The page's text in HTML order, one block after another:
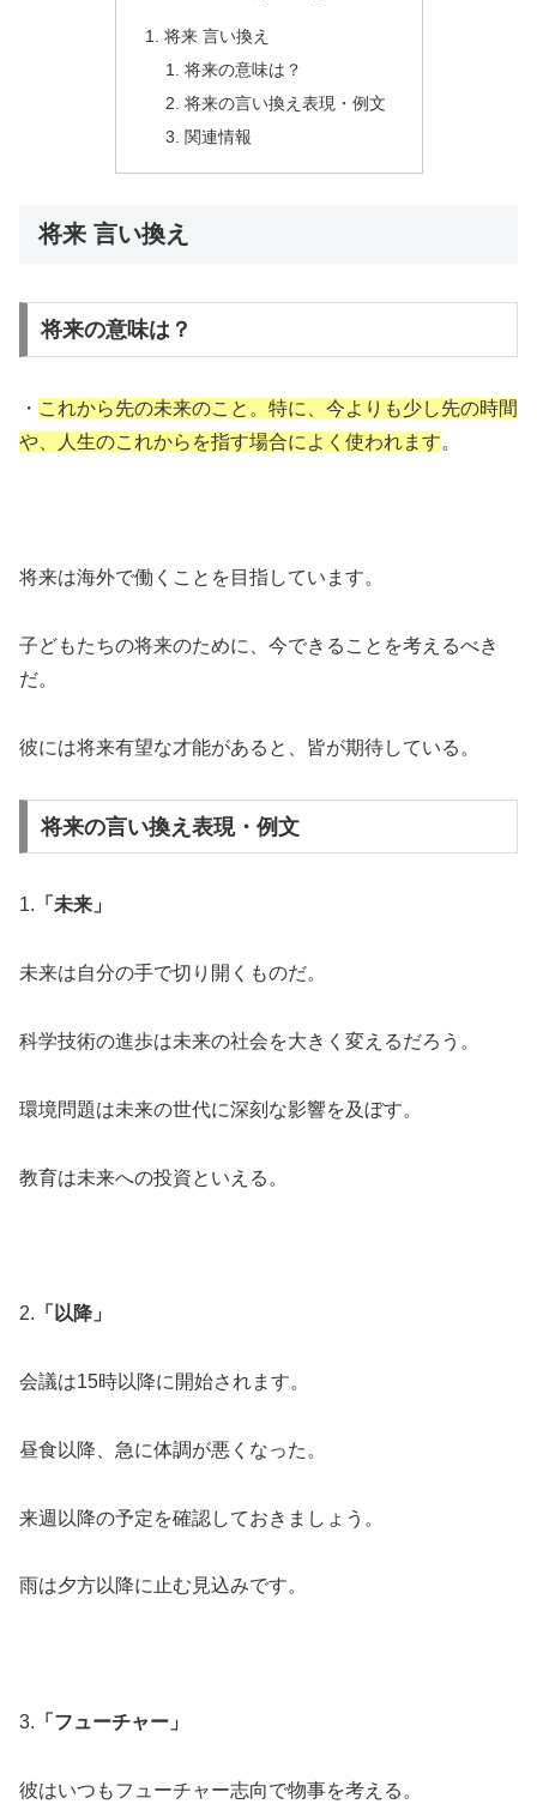
将来 言い換え
将来の意味は？
将来の言い換え表現・例文
関連情報
将来 言い換え
将来の意味は？
・ これから先の未来のこと。特に、今よりも少し先の時間
や、人生のこれからを指す場合によく使われます。
将来は海外で働くことを目指しています。
子どもたちの将来のために、今できることを考えるべき
だ。
彼には将来有望な才能があると、皆が期待している。
将来の言い換え表現・例文
1. 「未来」
未来は自分の手で切り開くものだ。
科学技術の進歩は未来の社会を大きく変えるだろう。
環境問題は未来の世代に深刻な影響を及ぼす。
教育は未来への投資といえる。
2. 「以降」
会議は15時以降に開始されます。
昼食以降、急に体調が悪くなった。
来週以降の予定を確認しておきましょう。
雨は夕方以降に止む見込みです。
3. 「フューチャー」
彼はいつもフューチャー志向で物事を考える。